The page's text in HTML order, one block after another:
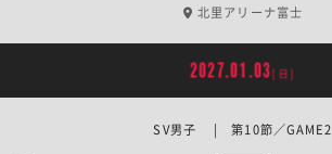
北里アリーナ富士
2027.01.03[日]
SV男子 | 第10節／GAME2